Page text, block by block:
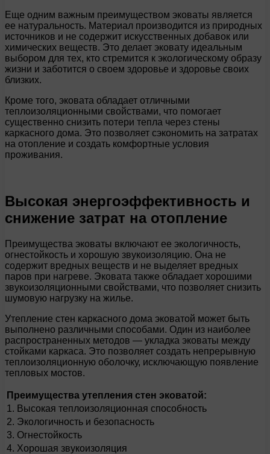
Еще одним важным преимуществом эковаты является
ее натуральность. Материал производится из природных
источников и не содержит искусственных добавок или
химических веществ. Это делает эковату идеальным
выбором для тех, кто стремится к экологическому образу
жизни и заботится о своем здоровье и здоровье своих
близких.
Кроме того, эковата обладает отличными
теплоизоляционными свойствами, что помогает
существенно снизить потери тепла через стены
каркасного дома. Это позволяет сэкономить на затратах
на отопление и создать комфортные условия
проживания.
Высокая энергоэффективность и
снижение затрат на отопление
Преимущества эковаты включают ее экологичность,
огнестойкость и хорошую звукоизоляцию. Она не
содержит вредных веществ и не выделяет вредных
паров при нагреве. Эковата также обладает хорошими
звукоизоляционными свойствами, что позволяет снизить
шумовую нагрузку на жилье.
Утепление стен каркасного дома эковатой может быть
выполнено различными способами. Один из наиболее
распространенных методов — укладка эковаты между
стойками каркаса. Это позволяет создать непрерывную
теплоизоляционную оболочку, исключающую появление
тепловых мостов.
Преимущества утепления стен эковатой:
1. Высокая теплоизоляционная способность
2. Экологичность и безопасность
3. Огнестойкость
4. Хорошая звукоизоляция